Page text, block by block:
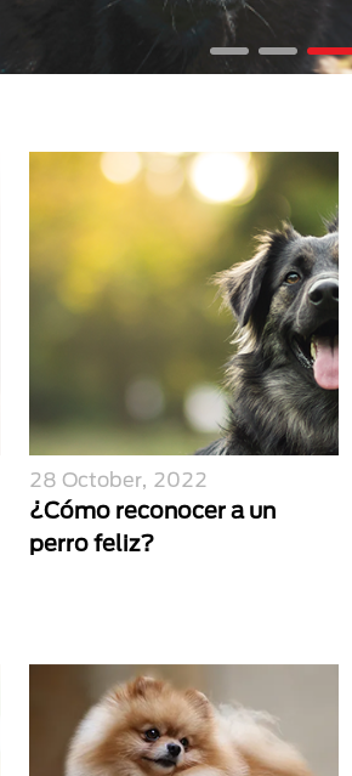
28 October, 2022
¿Cómo reconocer a un
perro feliz?